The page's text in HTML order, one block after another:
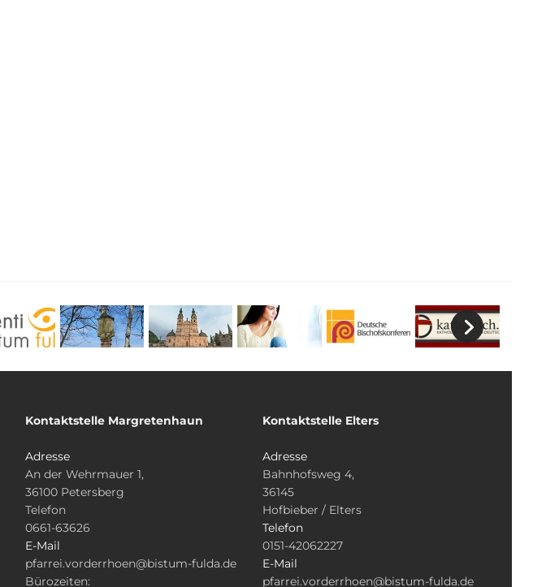
Kontaktstelle Margretenhaun
Adresse
An der Wehrmauer 1,
36100 Petersberg
Telefon
0661-63626
E-Mail
pfarrei.vorderrhoen@bistum-fulda.de
Bürozeiten:
Kontaktstelle Elters
Adresse
Bahnhofsweg 4,
36145
Hofbieber / Elters
Telefon
0151-42062227
E-Mail
pfarrei.vorderrhoen@bistum-fulda.de